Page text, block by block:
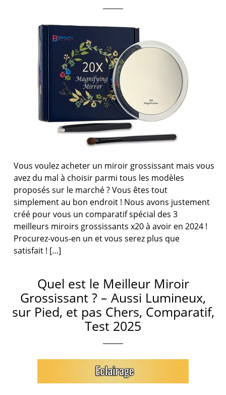
Vous voulez acheter un miroir grossissant mais vous
avez du mal à choisir parmi tous les modèles
proposés sur le marché ? Vous êtes tout
simplement au bon endroit ! Nous avons justement
créé pour vous un comparatif spécial des 3
meilleurs miroirs grossissants x20 à avoir en 2024 !
Procurez-vous-en un et vous serez plus que
satisfait ! […]
Quel est le Meilleur Miroir
Grossissant ? – Aussi Lumineux,
sur Pied, et pas Chers, Comparatif,
Test 2025